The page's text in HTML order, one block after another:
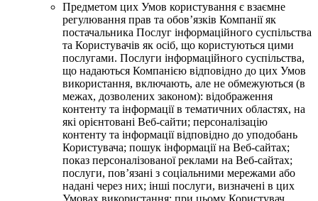
Предметом цих Умов користування є взаємне
регулювання прав та обов’язків Компанії як
постачальника Послуг інформаційного суспільства
та Користувачів як осіб, що користуються цими
послугами. Послуги інформаційного суспільства,
що надаються Компанією відповідно до цих Умов
використання, включають, але не обмежуються (в
межах, дозволених законом): відображення
контенту та інформації в тематичних областях, на
які орієнтовані Веб-сайти; персоналізацію
контенту та інформації відповідно до уподобань
Користувача; пошук інформації на Веб-сайтах;
показ персоналізованої реклами на Веб-сайтах;
послуги, пов’язані з соціальними мережами або
надані через них; інші послуги, визначені в цих